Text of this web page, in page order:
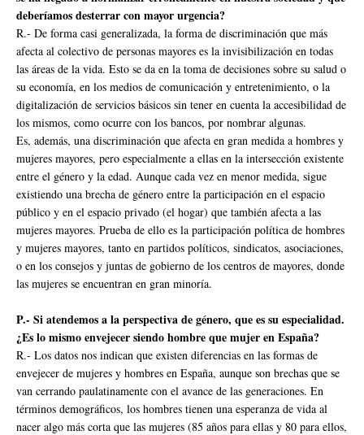
deberíamos desterrar con mayor urgencia?
R.- De forma casi generalizada, la forma de discriminación que más
afecta al colectivo de personas mayores es la invisibilización en todas
las áreas de la vida. Esto se da en la toma de decisiones sobre su salud o
su economía, en los medios de comunicación y entretenimiento, o la
digitalización de servicios básicos sin tener en cuenta la accesibilidad de
los mismos, como ocurre con los bancos, por nombrar algunas.
Es, además, una discriminación que afecta en gran medida a hombres y
mujeres mayores, pero especialmente a ellas en la intersección existente
entre el género y la edad. Aunque cada vez en menor medida, sigue
existiendo una brecha de género entre la participación en el espacio
público y en el espacio privado (el hogar) que también afecta a las
mujeres mayores. Prueba de ello es la participación política de hombres
y mujeres mayores, tanto en partidos políticos, sindicatos, asociaciones,
o en los consejos y juntas de gobierno de los centros de mayores, donde
las mujeres se encuentran en gran minoría.
P.- Si atendemos a la perspectiva de género, que es su especialidad.
¿Es lo mismo envejecer siendo hombre que mujer en España?
R.- Los datos nos indican que existen diferencias en las formas de
envejecer de mujeres y hombres en España, aunque son brechas que se
van cerrando paulatinamente con el avance de las generaciones. En
términos demográficos, los hombres tienen una esperanza de vida al
nacer algo más corta que las mujeres (85 años para ellas y 80 para ellos,